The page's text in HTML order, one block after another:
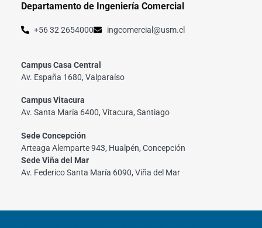
Departamento de Ingeniería Comercial
+56 32 2654000 ingcomercial@usm.cl
Campus Casa Central
Av. España 1680, Valparaíso
Campus Vitacura
Av. Santa María 6400, Vitacura, Santiago
Sede Concepción
Arteaga Alemparte 943, Hualpén, Concepción
Sede Viña del Mar
Av. Federico Santa María 6090, Viña del Mar